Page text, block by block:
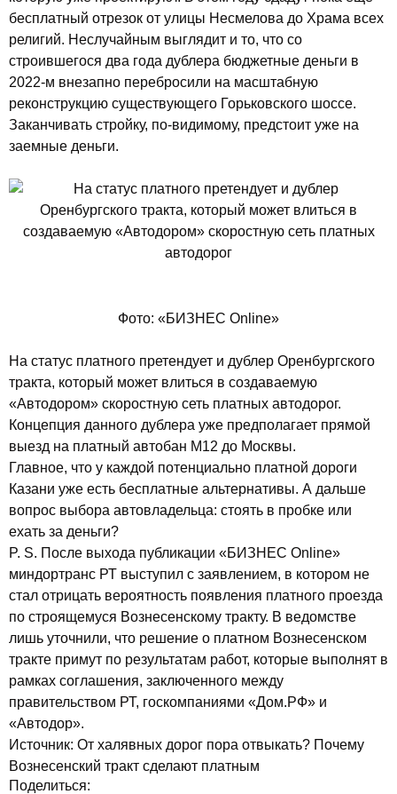
бесплатный отрезок от улицы Несмелова до Храма всех
религий. Неслучайным выглядит и то, что со
строившегося два года дублера бюджетные деньги в
2022-м внезапно перебросили на масштабную
реконструкцию существующего Горьковского шоссе.
Заканчивать стройку, по-видимому, предстоит уже на
заемные деньги.
Фото: «БИЗНЕС Online»
На статус платного претендует и дублер Оренбургского
тракта, который может влиться в создаваемую
«Автодором» скоростную сеть платных автодорог.
Концепция данного дублера уже предполагает прямой
выезд на платный автобан М12 до Москвы.
Главное, что у каждой потенциально платной дороги
Казани уже есть бесплатные альтернативы. А дальше
вопрос выбора автовладельца: стоять в пробке или
ехать за деньги?
P. S. После выхода публикации «БИЗНЕС Online»
миндортранс РТ выступил с заявлением, в котором не
стал отрицать вероятность появления платного проезда
по строящемуся Вознесенскому тракту. В ведомстве
лишь уточнили, что решение о платном Вознесенском
тракте примут по результатам работ, которые выполнят в
рамках соглашения, заключенного между
правительством РТ, госкомпаниями «Дом.РФ» и
«Автодор».
Источник: От халявных дорог пора отвыкать? Почему
Вознесенский тракт сделают платным
Поделиться: